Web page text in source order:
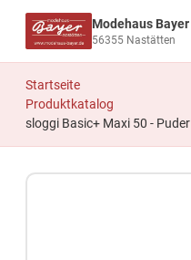
Modehaus Bayer
56355 Nastätten
Startseite
Produktkatalog
sloggi Basic+ Maxi 50 - Puder